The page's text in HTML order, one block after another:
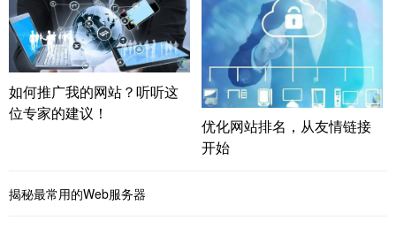
如何推广我的网站？听听这
位专家的建议！
优化网站排名，从友情链接
开始
揭秘最常用的Web服务器